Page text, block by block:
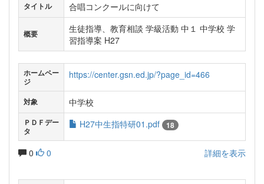
タイトル 合唱コンクールに向けて
概要
生徒指導、教育相談 学級活動 中１ 中学校 学
習指導案 H27
ホームペー
ジ
https://center.gsn.ed.jp/?page_id=466
対象 中学校
ＰＤＦデー
タ
H27中生指特研01.pdf 18
0 0 詳細を表示